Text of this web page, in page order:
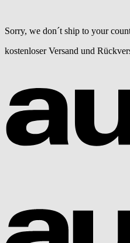
Sorry, we don´t ship to your
kostenloser Versand und